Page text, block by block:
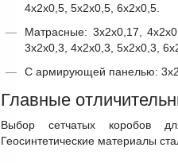
4х2х0,5, 5х2х0,5, 6х2х0,5.
Матрасные: 3х2х0,17,
3х2х0,3, 4х2х0,3, 5х2х0,3,
С армирующей панелью:
Главные
Выбор сетчатых коробов
Геосинтетические материалы